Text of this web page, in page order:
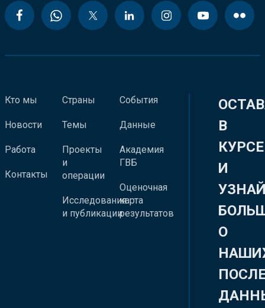
Кто мы
Новости
Работа
Контакты
Страны
Темы
Проекты
и
операции
Исследования
и публикации
События
Данные
Академия
ГВБ
Оценочная
карта
результатов
В
КУРСЕ
И
О